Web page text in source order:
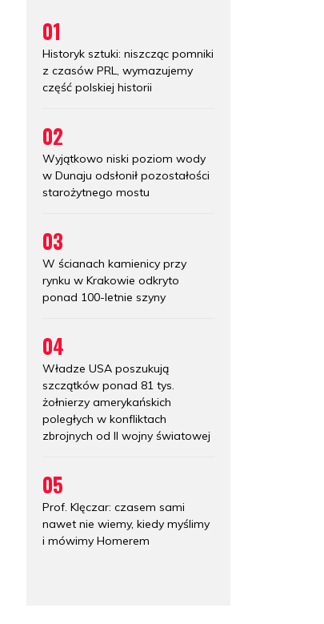
01
Historyk sztuki: niszcząc pomniki
z czasów PRL, wymazujemy
część polskiej historii
02
Wyjątkowo niski poziom wody
w Dunaju odsłonił pozostałości
starożytnego mostu
03
W ścianach kamienicy przy
rynku w Krakowie odkryto
ponad 100-letnie szyny
04
Władze USA poszukują
szczątków ponad 81 tys.
żołnierzy amerykańskich
poległych w konfliktach
zbrojnych od II wojny światowej
05
Prof. Klęczar: czasem sami
nawet nie wiemy, kiedy myślimy
i mówimy Homerem